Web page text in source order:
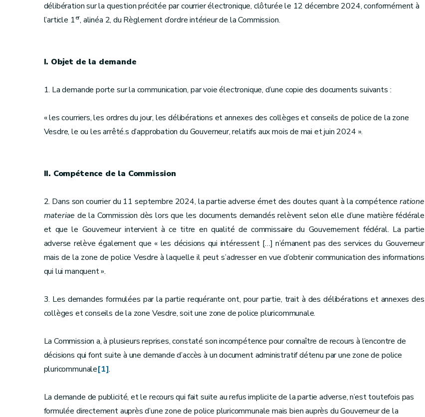
délibération sur la question précitée par courrier électronique, clôturée le 12 décembre 2024, conformément à
l’article 1er, alinéa 2, du Règlement d’ordre intérieur de la Commission.
I. Objet de la demande
1. La demande porte sur la communication, par voie électronique, d’une copie des documents suivants :
« les courriers, les ordres du jour, les délibérations et annexes des collèges et conseils de police de la zone
Vesdre, le ou les arrêté.s d’approbation du Gouverneur, relatifs aux mois de mai et juin 2024 ».
II. Compétence de la Commission
2. Dans son courrier du 11 septembre 2024, la partie adverse émet des doutes quant à la compétenceratione
materiae de la Commission dès lors que les documents demandés relèvent selon elle d’une matière fédérale
et que le Gouverneur intervient à ce titre en qualité de commissaire du Gouvernement fédéral. La partie
adverse relève également que « les décisions qui intéressent […] n’émanent pas des services du Gouverneur
mais de la zone de police Vesdre à laquelle il peut s’adresser en vue d’obtenir communication des informations
qui lui manquent ».
3. Les demandes formulées par la partie requérante ont, pour partie, trait à des délibérations et annexes des
collèges et conseils de la zone Vesdre, soit une zone de police pluricommunale.
La Commission a, à plusieurs reprises, constaté son incompétence pour connaître de recours à l’encontre de
décisions qui font suite à une demande d’accès à un document administratif détenu par une zone de police
pluricommunale[1].
La demande de publicité, et le recours qui fait suite au refus implicite de la partie adverse, n’est toutefois pas
formulée directement auprès d’une zone de police pluricommunale mais bien auprès du Gouverneur de la